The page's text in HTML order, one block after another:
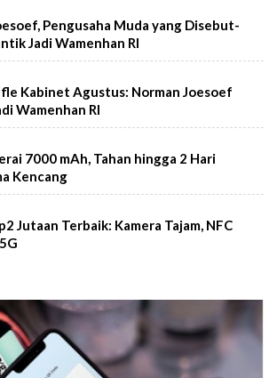
Pengusaha Muda yang Disebut-
Jadi Wamenhan RI
Kabinet Agustus: Norman Joesoef
Wamenhan RI
7000 mAh, Tahan hingga 2 Hari
Kencang
Jutaan Terbaik: Kamera Tajam, NFC